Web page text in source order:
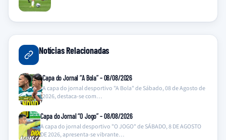
Notícias Relacionadas
Capa do Jornal “A Bola” – 08/08/2026
A capa do jornal desportivo "A Bola" de Sábado, 08 de Agosto de
2026, destaca-se com…
Capa do Jornal “O Jogo” – 08/08/2026
A capa do jornal desportivo "O JOGO" de SÁBADO, 8 DE AGOSTO
DE 2026, apresenta-se vibrante…